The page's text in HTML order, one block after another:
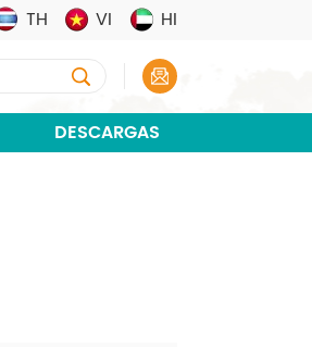
TH VI HI
DESCARGAS